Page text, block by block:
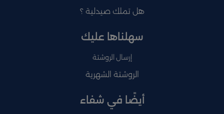
هل تملك صيدلية ؟
سهلناها عليك
إرسال الروشتة
الروشتة الشهرية
أيضًا في شفاء